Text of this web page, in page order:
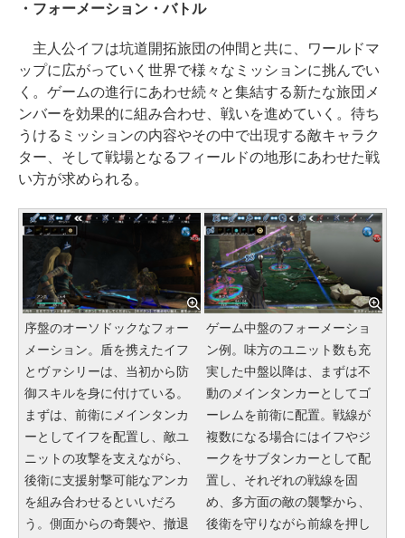
・フォーメーション・バトル
主人公イフは坑道開拓旅団の仲間と共に、ワールドマ
ップに広がっていく世界で様々なミッションに挑んでい
く。ゲームの進行にあわせ続々と集結する新たな旅団メ
ンバーを効果的に組み合わせ、戦いを進めていく。待ち
うけるミッションの内容やその中で出現する敵キャラク
ター、そして戦場となるフィールドの地形にあわせた戦
い方が求められる。
序盤のオーソドックなフォー
メーション。盾を携えたイフ
とヴァシリーは、当初から防
御スキルを身に付けている。
まずは、前衛にメインタンカ
ーとしてイフを配置し、敵ユ
ニットの攻撃を支えながら、
後衛に支援射撃可能なアンカ
を組み合わせるといいだろ
う。側面からの奇襲や、撤退
ゲーム中盤のフォーメーショ
ン例。味方のユニット数も充
実した中盤以降は、まずは不
動のメインタンカーとしてゴ
ーレムを前衛に配置。戦線が
複数になる場合にはイフやジ
ークをサブタンカーとして配
置し、それぞれの戦線を固
め、多方面の敵の襲撃から、
後衛を守りながら前線を押し